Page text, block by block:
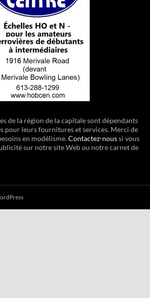
de la région de la capitale sont dépendants
pour leurs fournitures et services. Merci de
en modélisme.Contactez-noussi vous
sur notre site Web ou notre carnet de